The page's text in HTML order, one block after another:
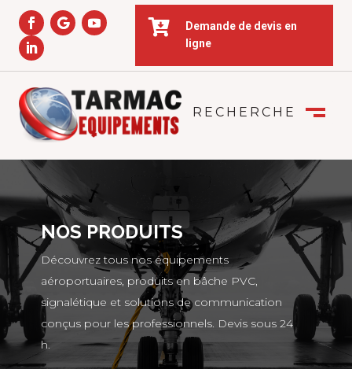

Demande de devis en
ligne
RECHERCHE
NOS PRODUITS
Découvrez tous nos équipements
aéroportuaires, produits en bâche PVC,
signalétique et solutions de communication
conçus pour les professionnels. Devis sous 24
h.